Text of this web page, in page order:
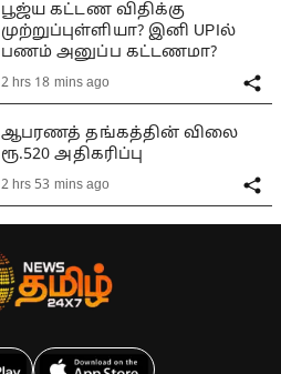
பூஜ்ய கட்டண விதிக்கு
முற்றுப்புள்ளியா? இனி UPIல்
பணம் அனுப்ப கட்டணமா?
2 hrs 18 mins ago
ஆபரணத் தங்கத்தின் விலை
ரூ.520 அதிகரிப்பு
2 hrs 53 mins ago